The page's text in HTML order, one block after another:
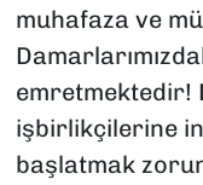
muhafaza ve
emretmektedir!
işbirlikçilerine
başlatmak